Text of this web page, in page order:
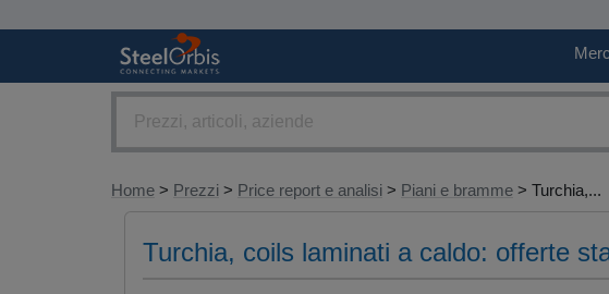
Home > Prezzi > Price report e analisi > Piani e bramme > Turchia,...
Turchia, coils laminati a caldo: offerte